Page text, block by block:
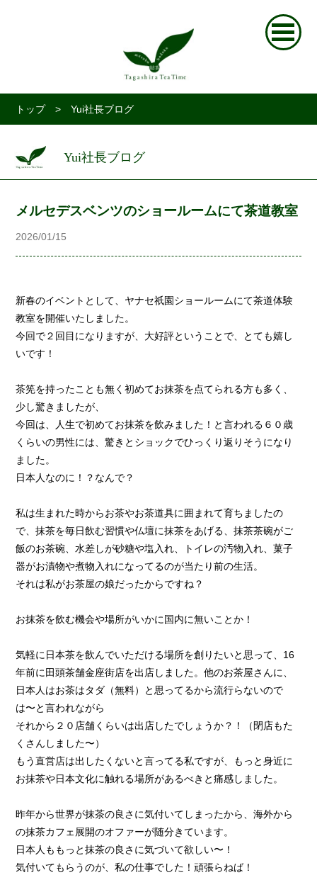
トップ> Yui社長ブログ
Yui社長ブログ
メルセデスベンツのショールームにて茶道教室
2026/01/15
新春のイベントとして、ヤナセ祇園ショールームにて茶道体験
教室を開催いたしました。
今回で２回目になりますが、大好評ということで、とても嬉し
いです！
茶筅を持ったことも無く初めてお抹茶を点てられる方も多く、
少し驚きましたが、
今回は、人生で初めてお抹茶を飲みました！と言われる６０歳
くらいの男性には、驚きとショックでひっくり返りそうになり
ました。
日本人なのに！？なんで？
私は生まれた時からお茶やお茶道具に囲まれて育ちましたの
で、抹茶を毎日飲む習慣や仏壇に抹茶をあげる、抹茶茶碗がご
飯のお茶碗、水差しが砂糖や塩入れ、トイレの汚物入れ、菓子
器がお漬物や煮物入れになってるのが当たり前の生活。
それは私がお茶屋の娘だったからですね？
お抹茶を飲む機会や場所がいかに国内に無いことか！
気軽に日本茶を飲んでいただける場所を創りたいと思って、16
年前に田頭茶舗金座街店を出店しました。他のお茶屋さんに、
日本人はお茶はタダ（無料）と思ってるから流行らないので
は〜と言われながら
それから２０店舗くらいは出店したでしょうか？！（閉店もた
くさんしました〜）
もう直営店は出したくないと言ってる私ですが、もっと身近に
お抹茶や日本文化に触れる場所があるべきと痛感しました。
昨年から世界が抹茶の良さに気付いてしまったから、海外から
の抹茶カフェ展開のオファーが随分きています。
日本人ももっと抹茶の良さに気づいて欲しい〜！
気付いてもらうのが、私の仕事でした！頑張らねば！